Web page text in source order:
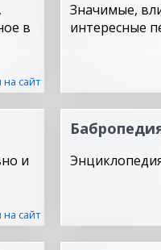
в
сайт
Значимые,
интересные
и
сайт